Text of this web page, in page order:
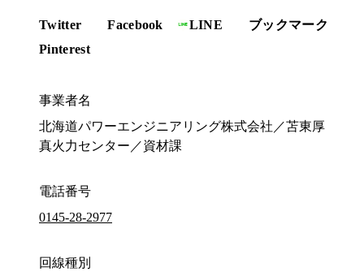
Twitter Facebook LINE
ブックマーク
Pinterest
事業者名
北海道パワーエンジニアリング株式会社／苫東厚
真火力センター／資材課
電話番号
0145-28-2977
回線種別